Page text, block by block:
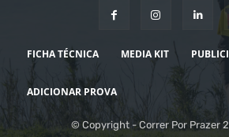
FICHA TÉCNICA MEDIA KIT
ADICIONAR PROVA
© Copyright - Correr Por Prazer